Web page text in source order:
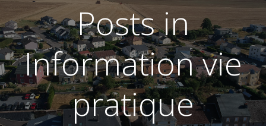
Posts in
Information vie
pratique